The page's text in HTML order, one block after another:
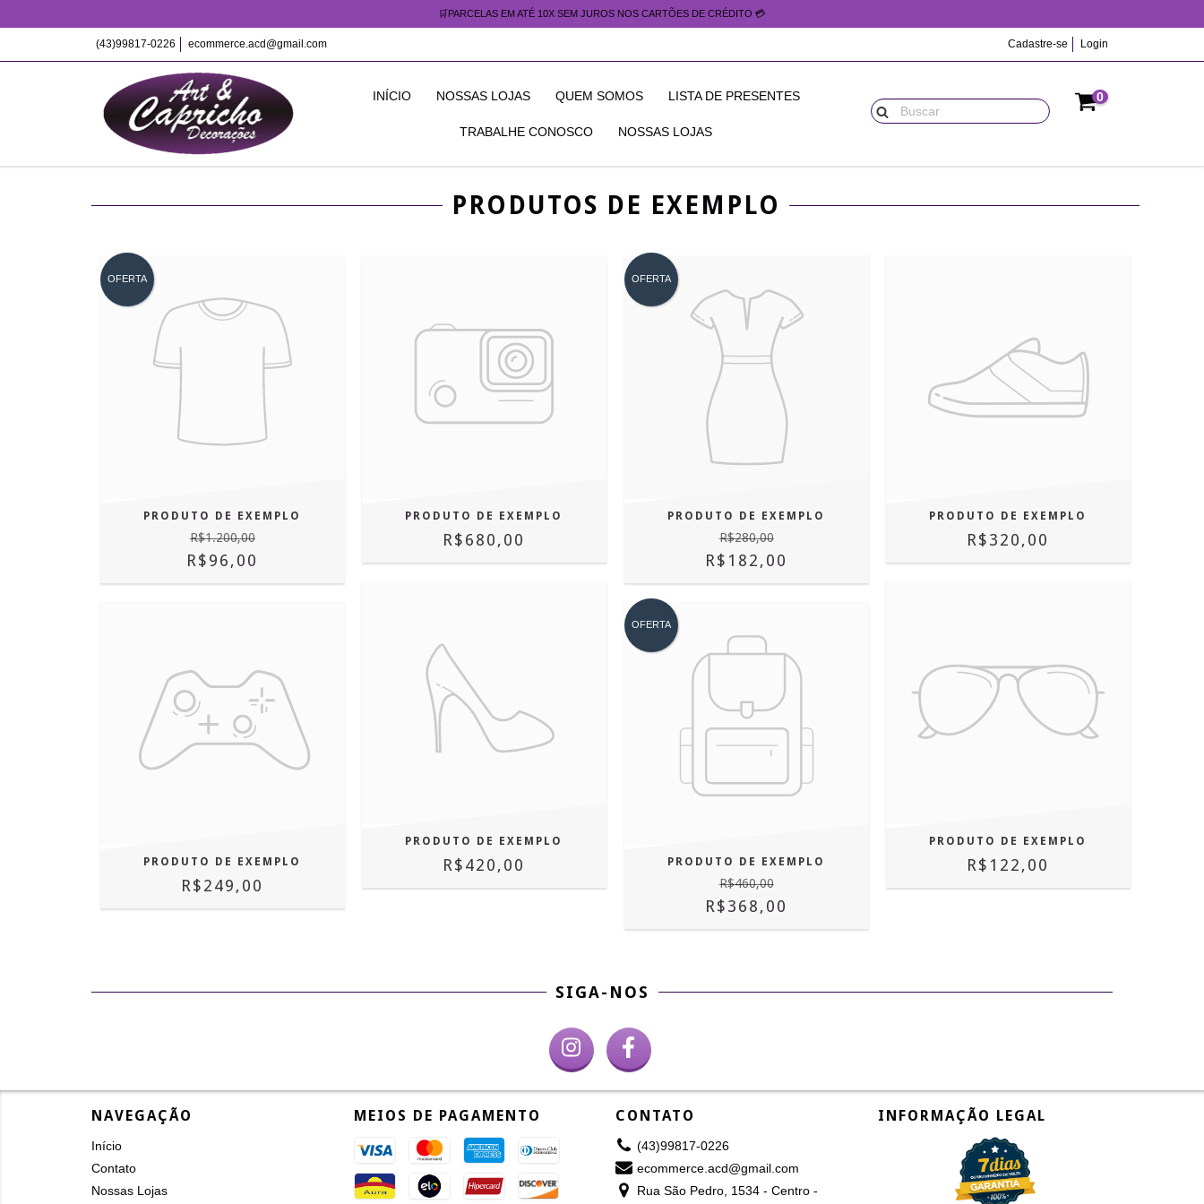
🛒PARCELAS EM ATÉ 10X SEM JUROS NOS CARTÕES DE CRÉDITO 💳
(43)99817-0226 ecommerce.acd@gmail.com Cadastre-se Login
INÍCIO NOSSAS LOJAS QUEM SOMOS LISTA DE PRESENTES
TRABALHE CONOSCO NOSSAS LOJAS
0
PRODUTOS DE EXEMPLO
OFERTA
PRODUTO DE EXEMPLO
R$1.200,00
R$96,00
PRODUTO DE EXEMPLO
R$680,00
OFERTA
PRODUTO DE EXEMPLO
R$280,00
R$182,00
PRODUTO DE EXEMPLO
R$320,00
PRODUTO DE EXEMPLO
R$249,00
PRODUTO DE EXEMPLO
R$420,00
OFERTA
PRODUTO DE EXEMPLO
R$460,00
R$368,00
PRODUTO DE EXEMPLO
R$122,00
SIGA-NOS
NAVEGAÇÃO
Início
Contato
Nossas Lojas
MEIOS DE PAGAMENTO CONTATO
(43)99817-0226
ecommerce.acd@gmail.com
Rua São Pedro, 1534 - Centro -
INFORMAÇÃO LEGAL